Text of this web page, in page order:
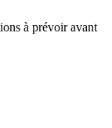
à prévoir avant